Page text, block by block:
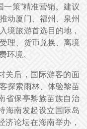
一策”精准营销。建议
动厦门、福州、泉州
境旅游首选目的地，
理、货币兑换、离境
环境。
关后，国际游客的面
探索雨林、体验黎苗
省保亭黎族苗族自治
海南发起设立国际岛
济论坛在海南举办，